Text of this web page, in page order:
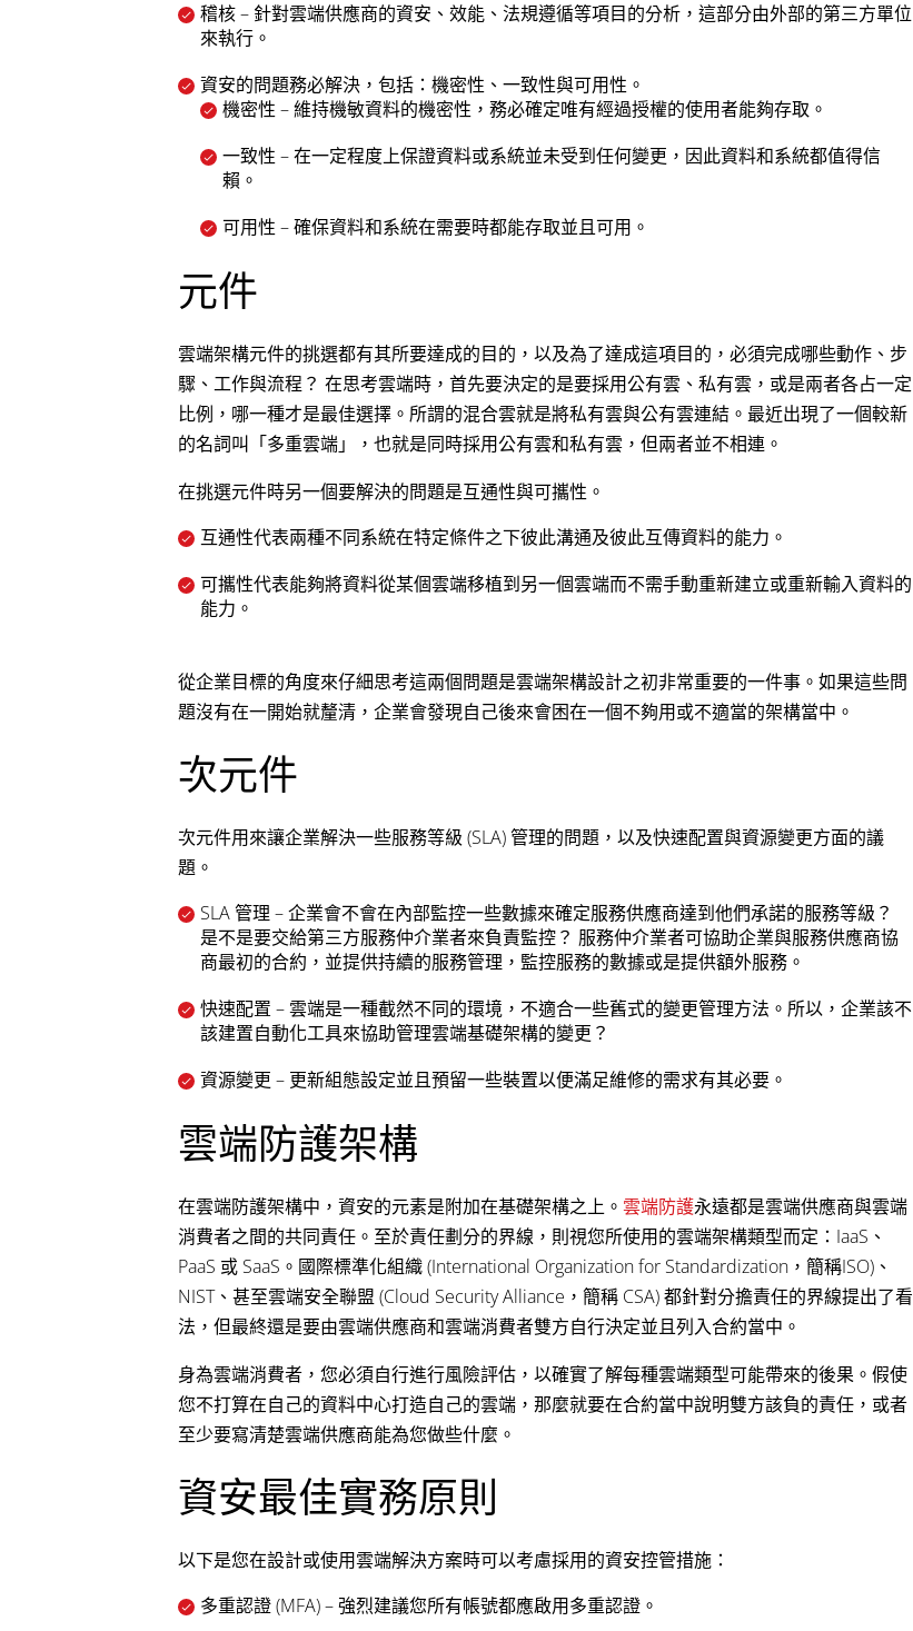
稽核 – 針對雲端供應商的資安、效能、法規遵循等項目的分析，這部分由外部的第三方單位
來執行。
資安的問題務必解決，包括：機密性、一致性與可用性。
機密性 – 維持機敏資料的機密性，務必確定唯有經過授權的使用者能夠存取。
一致性 – 在一定程度上保證資料或系統並未受到任何變更，因此資料和系統都值得信
賴。
可用性 – 確保資料和系統在需要時都能存取並且可用。
元件
雲端架構元件的挑選都有其所要達成的目的，以及為了達成這項目的，必須完成哪些動作、步
驟、工作與流程？ 在思考雲端時，首先要決定的是要採用公有雲、私有雲，或是兩者各占一定
比例，哪一種才是最佳選擇。所謂的混合雲就是將私有雲與公有雲連結。最近出現了一個較新
的名詞叫「多重雲端」，也就是同時採用公有雲和私有雲，但兩者並不相連。
在挑選元件時另一個要解決的問題是互通性與可攜性。
互通性代表兩種不同系統在特定條件之下彼此溝通及彼此互傳資料的能力。
可攜性代表能夠將資料從某個雲端移植到另一個雲端而不需手動重新建立或重新輸入資料的
能力。
從企業目標的角度來仔細思考這兩個問題是雲端架構設計之初非常重要的一件事。如果這些問
題沒有在一開始就釐清，企業會發現自己後來會困在一個不夠用或不適當的架構當中。
次元件
次元件用來讓企業解決一些服務等級 (SLA) 管理的問題，以及快速配置與資源變更方面的議
題。
SLA 管理 – 企業會不會在內部監控一些數據來確定服務供應商達到他們承諾的服務等級？
是不是要交給第三方服務仲介業者來負責監控？ 服務仲介業者可協助企業與服務供應商協
商最初的合約，並提供持續的服務管理，監控服務的數據或是提供額外服務。
快速配置 – 雲端是一種截然不同的環境，不適合一些舊式的變更管理方法。所以，企業該不
該建置自動化工具來協助管理雲端基礎架構的變更？
資源變更 – 更新組態設定並且預留一些裝置以便滿足維修的需求有其必要。
雲端防護架構
在雲端防護架構中，資安的元素是附加在基礎架構之上。 雲端防護永遠都是雲端供應商與雲端
消費者之間的共同責任。至於責任劃分的界線，則視您所使用的雲端架構類型而定：IaaS、
PaaS 或 SaaS。國際標準化組織 (International Organization for Standardization，簡稱ISO)、
NIST、甚至雲端安全聯盟 (Cloud Security Alliance，簡稱 CSA) 都針對分擔責任的界線提出了看
法，但最終還是要由雲端供應商和雲端消費者雙方自行決定並且列入合約當中。
身為雲端消費者，您必須自行進行風險評估，以確實了解每種雲端類型可能帶來的後果。假使
您不打算在自己的資料中心打造自己的雲端，那麼就要在合約當中說明雙方該負的責任，或者
至少要寫清楚雲端供應商能為您做些什麼。
資安最佳實務原則
以下是您在設計或使用雲端解決方案時可以考慮採用的資安控管措施：
多重認證 (MFA) – 強烈建議您所有帳號都應啟用多重認證。